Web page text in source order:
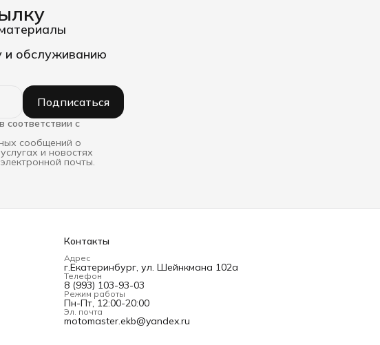
и обслуживанию
Подписаться
соответствии с
сообщений о
и новостях
почты.
Контакты
Адрес
г.Екатеринбург, ул. Шейнкмана 102а
Телефон
8 (993) 103-93-03
Режим работы
Пн-Пт, 12:00-20:00
Эл. почта
motomaster.ekb@yandex.ru